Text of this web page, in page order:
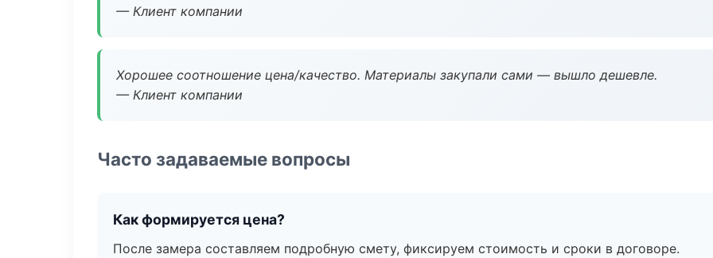
— Клиент компании
Хорошее соотношение цена/качество. Материалы закупали сами — вышло дешевле.
— Клиент компании
Часто задаваемые вопросы
Как формируется цена?
После замера составляем подробную смету, фиксируем стоимость и сроки в договоре.